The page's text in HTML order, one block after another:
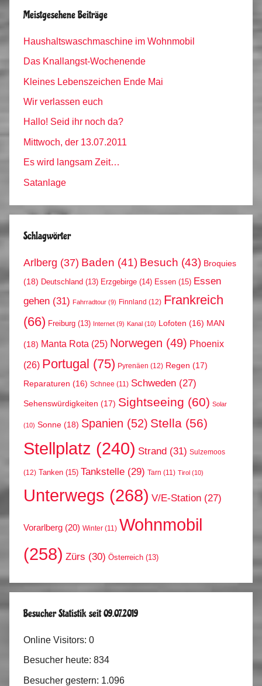
Meistgesehene Beiträge
Haushaltswaschmaschine im Wohnmobil
Das Knallangst-Wochenende
Kleines Lebenszeichen Ende Mai
Wir verlassen euch
Hallo! Seid ihr noch da?
Mittwoch, der 13.07.2011
Es wird langsam Zeit…
Satanlage
Schlagwörter
Arlberg (37) Baden (41) Besuch (43) Broquies
(18) Deutschland (13) Erzgebirge (14) Essen (15) Essen
gehen (31) Fahrradtour (9) Finnland (12) Frankreich
(66) Freiburg (13) Internet (9) Kanal (10) Lofoten (16) MAN
(18) Manta Rota (25) Norwegen (49) Phoenix
(26) Portugal (75) Pyrenäen (12) Regen (17)
Reparaturen (16) Schnee (11) Schweden (27)
Sehenswürdigkeiten (17) Sightseeing (60) Solar
(10) Sonne (18) Spanien (52) Stella (56)
Stellplatz (240) Strand (31) Sulzemoos
(12) Tanken (15) Tankstelle (29) Tarn (11) Tirol (10)
Unterwegs (268) V/E-Station (27)
Vorarlberg (20) Winter (11) Wohnmobil
(258) Zürs (30) Österreich (13)
Besucher Statistik seit 09.07.2019
Online Visitors: 0
Besucher heute: 834
Besucher gestern: 1.096